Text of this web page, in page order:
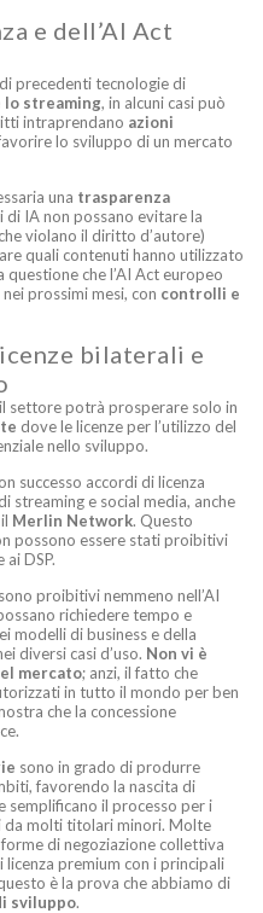
e dell’AI Act
precedenti tecnologie di
lo streaming, in alcuni casi può
intraprendano azioni
lo sviluppo di un mercato
una trasparenza
di IA non possano evitare la
violano il diritto d’autore)
quali contenuti hanno utilizzato
che l’AI Act europeo
prossimi mesi, con controlli e
bilaterali e
settore potrà prosperare solo in
dove le licenze per l’utilizzo del
nello sviluppo.
successo accordi di licenza
streaming e social media, anche
Merlin Network. Questo
possono essere stati proibitivi
DSP.
proibitivi nemmeno nell’AI
richiedere tempo e
modelli di business e della
diversi casi d’uso. Non vi è
mercato; anzi, il fatto che
in tutto il mondo per ben
che la concessione
sono in grado di produrre
favorendo la nascita di
il processo per i
da molti titolari minori. Molte
di negoziazione collettiva
premium con i principali
è la prova che abbiamo di
sviluppo.